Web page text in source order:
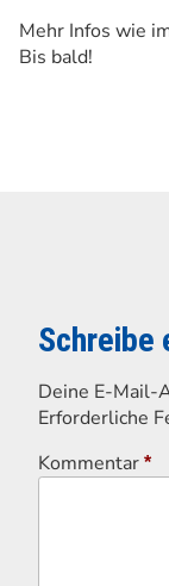
Mehr Infos wie
Bis bald!
Schreibe
Deine E-Mail-
Erforderliche
Kommentar *